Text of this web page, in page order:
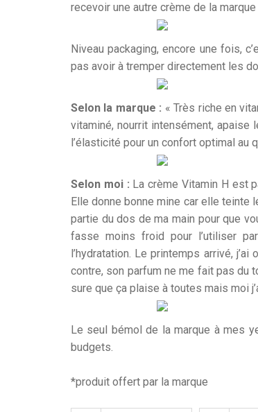
recevoir une autre crème de la
Niveau packaging, encore une fois,
pas avoir à tremper directement les
Selon la marque : « Très riche en
vitaminé, nourrit intensément,
l’élasticité pour un confort optimal au
Selon moi : La crème Vitamin H est
Elle donne bonne mine car elle teinte
partie du dos de ma main pour que
fasse moins froid pour l’utiliser
l’hydratation. Le printemps arrivé,
contre, son parfum ne me fait pas du
sure que ça plaise à toutes mais moi
Le seul bémol de la marque à mes
budgets.
*produit offert par la marque